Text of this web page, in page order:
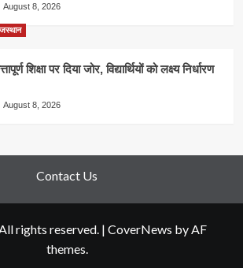
August 8, 2026
शिक्षा पर दिया जोर, विद्यार्थियों को लक्ष्य निर्धारण
August 8, 2026
Contact Us
rights reserved. | CoverNews by AF
themes.